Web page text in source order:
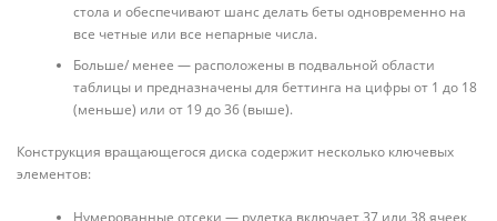
стола и обеспечивают шанс делать беты одновременно на
все четные или все непарные числа.
Больше/ менее — расположены в подвальной области
таблицы и предназначены для беттинга на цифры от 1 до 18
(меньше) или от 19 до 36 (выше).
Конструкция вращающегося диска содержит несколько ключевых
элементов:
Нумерованные отсеки — рулетка включает 37 или 38 ячеек,